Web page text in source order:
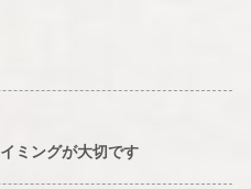
ミングが大切です